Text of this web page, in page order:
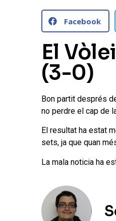
Facebook
El
(3-0)
Bon partit després
no perdre el cap de
El resultat ha estat
sets, ja que quan
La mala noticia ha